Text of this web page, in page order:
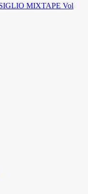
MIXTAPE Vol